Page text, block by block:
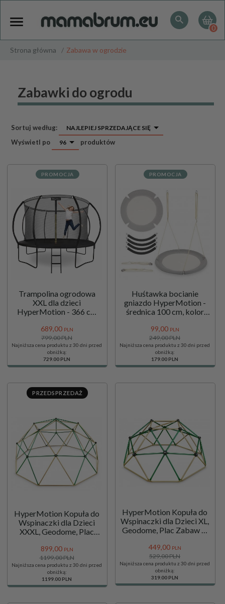
0
Strona główna Zabawa w ogrodzie
Zabawki do ogrodu
Sortuj według: sortNAJLEPIEJ SPRZEDAJĄCE SIĘ
Wyświetl po pop96 produktów
PROMOCJA
Trampolina ogrodowa
XXL dla dzieci
HyperMotion - 366 cm
wewnętrzną - do domu i
ogrodu - 150kg max
689,00 PLN
799,00 PLN
Najniższa cena produktu z 30 dni przed
obniżką:
729.00 PLN
PROMOCJA
Huśtawka bocianie
gniazdo HyperMotion -
średnica 100 cm, kolor
99,00 PLN
249,00 PLN
Najniższa cena produktu z 30 dni przed
obniżką:
179.00 PLN
PRZEDSPRZEDAŻ
HyperMotion Kopuła do
Wspinaczki dla Dzieci
XXXL, Geodome, Plac
Średnica: 3,7 m
899,00 PLN
1199,00 PLN
Najniższa cena produktu z 30 dni przed
obniżką:
1199.00 PLN
HyperMotion Kopuła do
Wspinaczki dla Dzieci XL,
Geodome, Plac Zabaw w
449,00 PLN
529,00 PLN
Najniższa cena produktu z 30 dni przed
obniżką:
319.00 PLN